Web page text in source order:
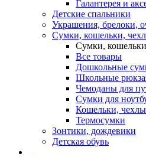
Галантерея и
Детские спальники
Украшения, брелоки,
Сумки, кошельки,
Сумки,
Все товары
Дошкольные
Школьные
Чемоданы для
Сумки для
Кошельки, чехлы
Термосумки
Зонтики, дождевики
Детская обувь